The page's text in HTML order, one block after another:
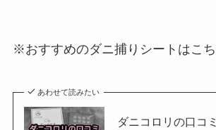
※おすすめのダニ捕りシートはこ
あわせて読みたい
ダニコロリの口コ